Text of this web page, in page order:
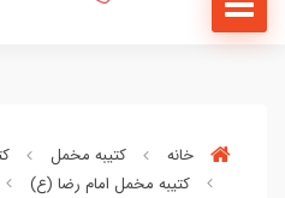
خانه کتیبه مخمل
کتیبه مخمل امام رضا (ع)